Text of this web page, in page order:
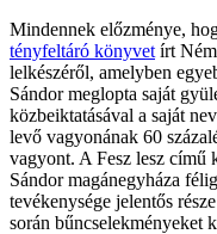
Mindennek előzménye,
tényfeltáró könyvet írt
lelkészéről, amelyben
Sándor meglopta saját
közbeiktatásával a saját
levő vagyonának 60
vagyont. A Fesz lesz című
Sándor magánegyháza
tevékenysége jelentős
során bűncselekményeket